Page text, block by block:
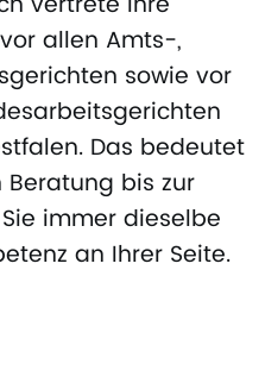
allen Amts-,
sowie vor
Das bedeutet
bis zur
immer dieselbe
an Ihrer Seite.